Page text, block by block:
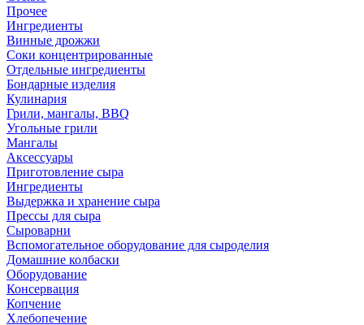
Прочее
Ингредиенты
Винные дрожжи
Соки концентрированные
Отдельные ингредиенты
Бондарные изделия
Кулинария
Грили, мангалы, BBQ
Угольные грили
Мангалы
Аксессуары
Приготовление сыра
Ингредиенты
Выдержка и хранение сыра
Прессы для сыра
Сыроварни
Вспомогательное оборудование для сыроделия
Домашние колбаски
Оборудование
Консервация
Копчение
Хлебопечение